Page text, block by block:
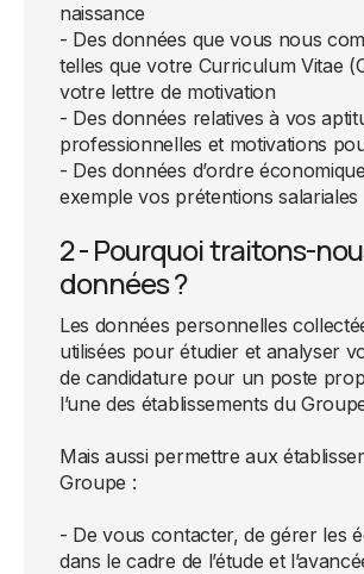
naissance
- Des données que vous nous
telles que votre Curriculum Vitae
votre lettre de motivation
- Des données relatives à vos
professionnelles et motivations
- Des données d’ordre
exemple vos prétentions salariales
2 - Pourquoi traitons-
données ?
Les données personnelles
utilisées pour étudier et analyser
de candidature pour un poste
l’une des établissements du
Mais aussi permettre aux
Groupe :
- De vous contacter, de gérer les
dans le cadre de l’étude et